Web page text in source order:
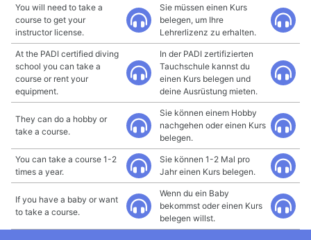
You will need to take a
course to get your
instructor license.
Sie müssen einen Kurs
belegen, um Ihre
Lehrerlizenz zu erhalten.
At the PADI certified diving
school you can take a
course or rent your
equipment.
In der PADI zertifizierten
Tauchschule kannst du
einen Kurs belegen und
deine Ausrüstung mieten.
They can do a hobby or
take a course.
Sie können einem Hobby
nachgehen oder einen Kurs
belegen.
You can take a course 1-2
times a year.
Sie können 1-2 Mal pro
Jahr einen Kurs belegen.
If you have a baby or want
to take a course.
Wenn du ein Baby
bekommst oder einen Kurs
belegen willst.